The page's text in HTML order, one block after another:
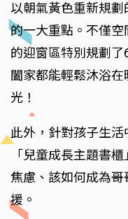
以朝氣黃色重新規
的一大重點。不僅
的迎窗區特別規劃
闔家都能輕鬆沐浴
光！
此外，針對孩子生
「兒童成長主題書
焦慮、該如何成為
援。